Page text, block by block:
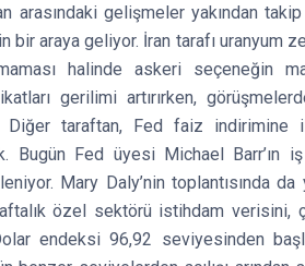
arasındaki gelişmeler yakından
bir araya geliyor. İran tarafı uranyum
halinde askeri seçeneğin
gerilimi artırırken,
taraftan, Fed faiz indirimine
Bugün Fed üyesi Michael Barr’ın
Mary Daly’nin toplantısında
özel sektörü istihdam verisini,
endeksi 96,92 seviyesinden